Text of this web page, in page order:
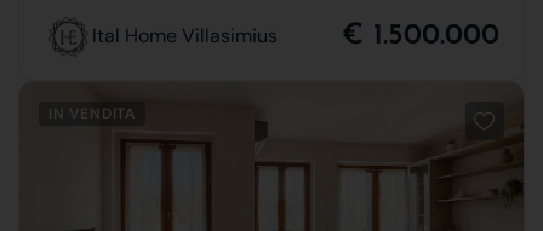
Ital Home Villasimius € 1.500.000
IN VENDITA